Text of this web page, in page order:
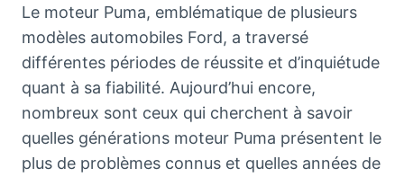
Le moteur Puma, emblématique de plusieurs
modèles automobiles Ford, a traversé
différentes périodes de réussite et d’inquiétude
quant à sa fiabilité. Aujourd’hui encore,
nombreux sont ceux qui cherchent à savoir
quelles générations moteur Puma présentent le
plus de problèmes connus et quelles années de